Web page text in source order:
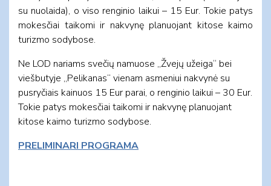
su nuolaida), o viso renginio laikui – 15 Eur. Tokie patys
mokesčiai taikomi ir nakvynę planuojant kitose kaimo
turizmo sodybose.
Ne LOD nariams svečių namuose „Žvejų užeiga“ bei
viešbutyje „Pelikanas“ vienam asmeniui nakvynė su
pusryčiais kainuos 15 Eur parai, o renginio laikui – 30 Eur.
Tokie patys mokesčiai taikomi ir nakvynę planuojant
kitose kaimo turizmo sodybose.
PRELIMINARI PROGRAMA